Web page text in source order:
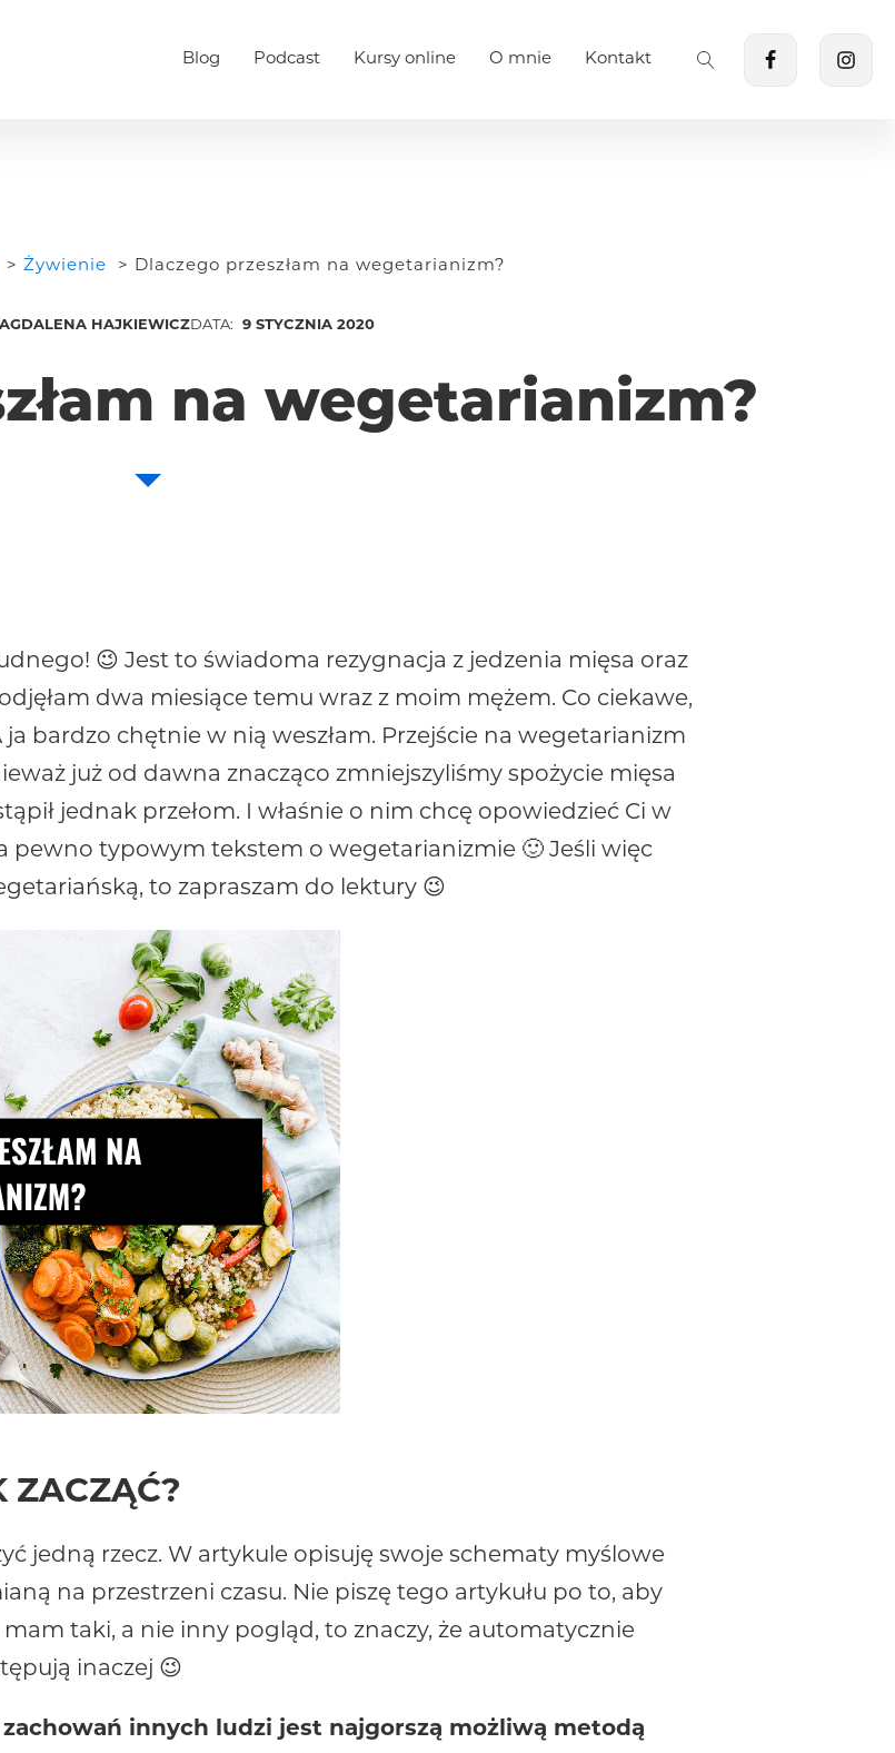
Blog Podcast Kursy online O mnie Kontakt
Żywienie Dlaczego przeszłam na wegetarianizm?
HAJKIEWICZ 9 STYCZNIA 2020
na wegetarianizm?
😉 Jest to świadoma rezygnacja z jedzenia mięsa oraz
dwa miesiące temu wraz z moim mężem. Co ciekawe,
bardzo chętnie w nią weszłam. Przejście na wegetarianizm
już od dawna znacząco zmniejszyliśmy spożycie mięsa
jednak przełom. I właśnie o nim chcę opowiedzieć Ci w
pewno typowym tekstem o wegetarianizmie 🙂 Jeśli więc
to zapraszam do lektury 😉
ZACZĄĆ?
jedną rzecz. W artykule opisuję swoje schematy myślowe
na przestrzeni czasu. Nie piszę tego artykułu po to, aby
taki, a nie inny pogląd, to znaczy, że automatycznie
inaczej 😉
zachowań innych ludzi jest najgorszą możliwą metodą